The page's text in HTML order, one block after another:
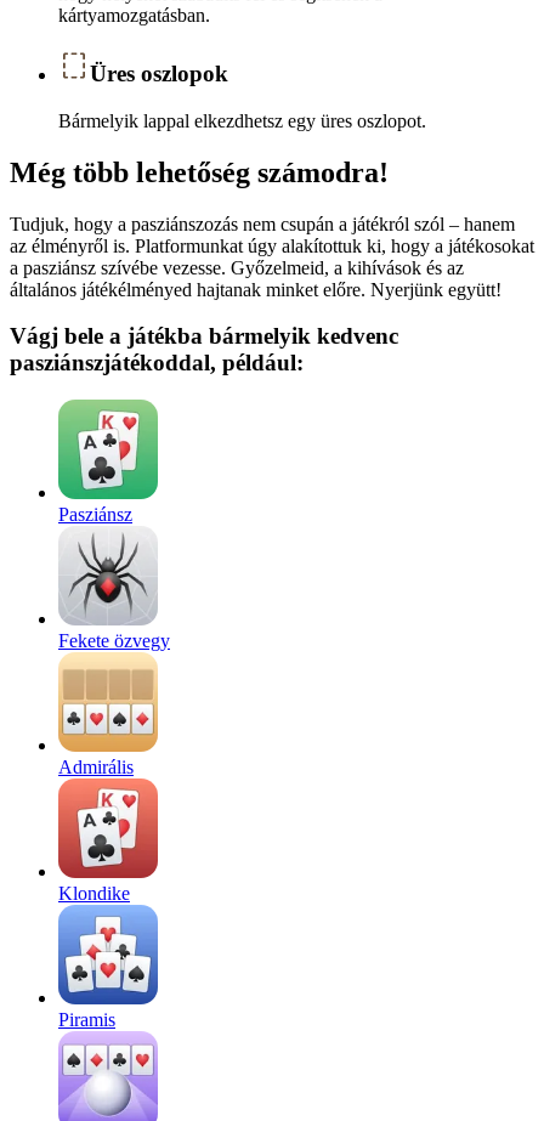
kártyamozgatásban.
Üres oszlopok
Bármelyik lappal elkezdhetsz egy üres oszlopot.
Még több lehetőség számodra!
Tudjuk, hogy a pasziánszozás nem csupán a játékról szól – hanem
az élményről is. Platformunkat úgy alakítottuk ki, hogy a játékosokat
a pasziánsz szívébe vezesse. Győzelmeid, a kihívások és az
általános játékélményed hajtanak minket előre. Nyerjünk együtt!
Vágj bele a játékba bármelyik kedvenc
pasziánszjátékoddal, például:
Pasziánsz
Fekete özvegy
Admirális
Klondike
Piramis